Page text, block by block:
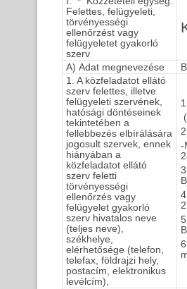
Felettes, felügyeleti,
törvényességi
ellenőrzést vagy
felügyeletet gyakorló
szerv
A) Adat megnevezése
1. A közfeladatot ellátó
szerv felettes, illetve
felügyeleti szervének,
hatósági döntéseinek
tekintetében a
fellebbezés elbírálására
jogosult szervek, ennek
hiányában a
közfeladatot ellátó
szerv feletti
törvényességi
ellenőrzés vagy
felügyelet gyakorló
szerv hivatalos neve
(teljes neve),
székhelye,
elérhetősége (telefon,
telefax, földrajzi hely,
postacím, elektronikus
levélcím),
-